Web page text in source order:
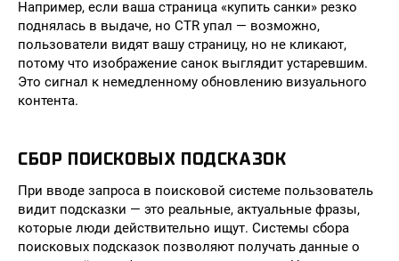
Например, если ваша страница «купить санки» резко
поднялась в выдаче, но CTR упал — возможно,
пользователи видят вашу страницу, но не кликают,
потому что изображение санок выглядит устаревшим.
Это сигнал к немедленному обновлению визуального
контента.
СБОР ПОИСКОВЫХ ПОДСКАЗОК
При вводе запроса в поисковой системе пользователь
видит подсказки — это реальные, актуальные фразы,
которые люди действительно ищут. Системы сбора
поисковых подсказок позволяют получать данные о